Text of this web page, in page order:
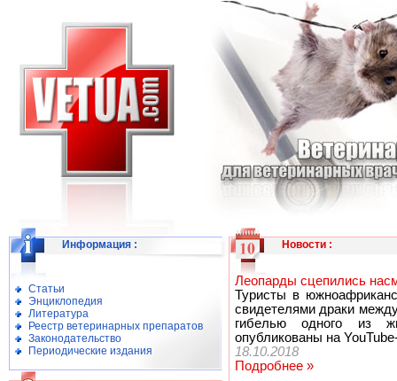
Информация :
Статьи
Энциклопедия
Литература
Реестр ветеринарных препаратов
Законодательство
Периодические издания
Новости:
Леопарды сцепились
Туристы в
свидетелями драки
гибелью одного из
опубликованы на
18.10.2018
Подробнее »